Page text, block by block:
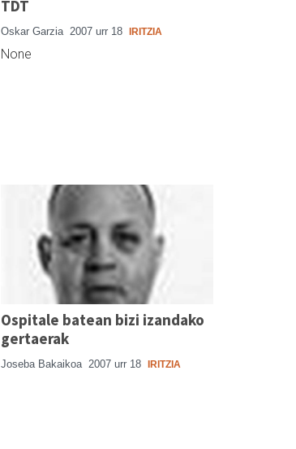
TDT
Oskar Garzia 2007 urr 18 IRITZIA
None
Ospitale batean bizi izandako
gertaerak
Joseba Bakaikoa 2007 urr 18 IRITZIA